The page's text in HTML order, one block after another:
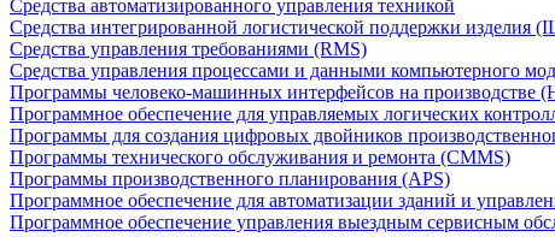
Средства автоматизированного управления техникой
Средства интегрированной логистической поддержки изделия
Средства управления требованиями (RMS)
Средства управления процессами и данными компьютерного
Программы человеко-машинных интерфейсов на производстве
Программное обеспечение для управляемых логических
Программы для создания цифровых двойников
Программы технического обслуживания и ремонта (CMMS)
Программы производственного планирования (APS)
Программное обеспечение для автоматизации зданий и
Программное обеспечение управления выездным сервисным